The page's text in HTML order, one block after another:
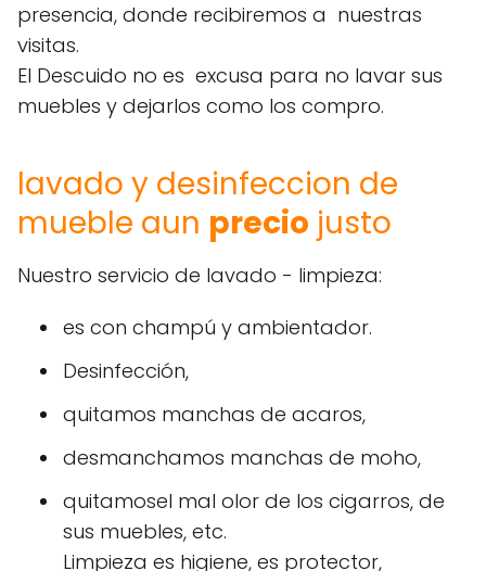
presencia, donde recibiremos a nuestras
visitas.
El Descuido no es excusa para no lavar sus
muebles y dejarlos como los compro.
lavado y desinfeccion de
mueble aun precio justo
Nuestro servicio de lavado - limpieza:
es con champú y ambientador.
Desinfección,
quitamos manchas de acaros,
desmanchamos manchas de moho,
quitamosel mal olor de los cigarros, de
sus muebles, etc.
Limpieza es higiene, es protector,